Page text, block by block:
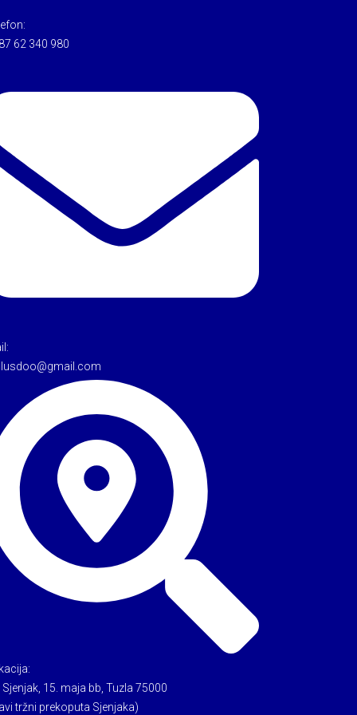
62 340 980
Sjenjak, 15. maja bb, Tuzla 75000
tržni prekoputa Sjenjaka)